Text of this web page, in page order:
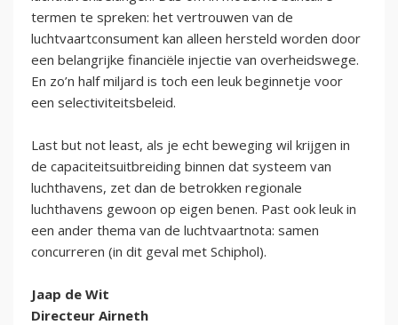
termen te spreken: het vertrouwen van de
luchtvaartconsument kan alleen hersteld worden door
een belangrijke financiële injectie van overheidswege.
En zo’n half miljard is toch een leuk beginnetje voor
een selectiviteitsbeleid.
Last but not least, als je echt beweging wil krijgen in
de capaciteitsuitbreiding binnen dat systeem van
luchthavens, zet dan de betrokken regionale
luchthavens gewoon op eigen benen. Past ook leuk in
een ander thema van de luchtvaartnota: samen
concurreren (in dit geval met Schiphol).
Jaap de Wit
Directeur Airneth